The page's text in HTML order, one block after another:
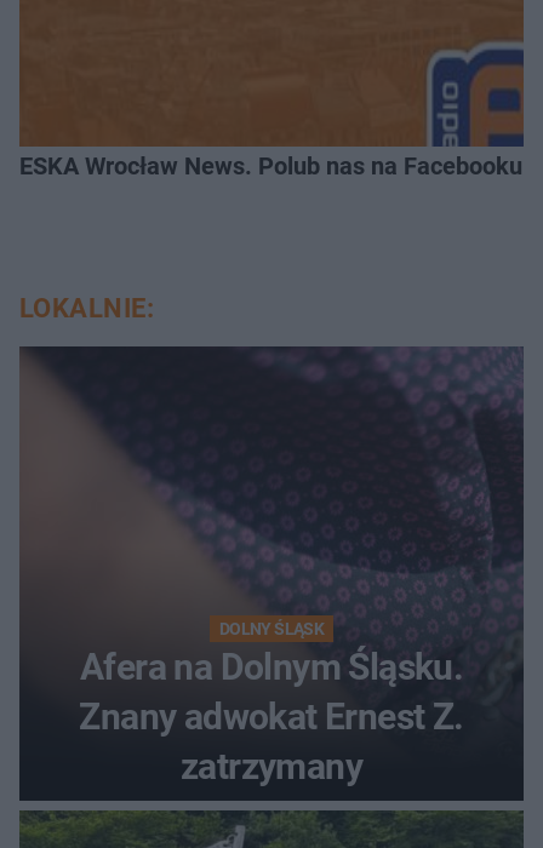
ESKA Wrocław News. Polub nas na Facebooku!
LOKALNIE:
DOLNY ŚLĄSK
Afera na Dolnym Śląsku.
Znany adwokat Ernest Z.
zatrzymany